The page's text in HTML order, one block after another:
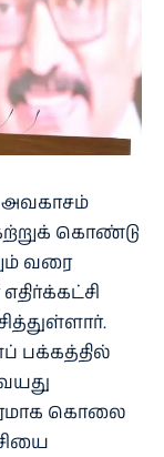
அவகாசம்
கொண்டு
வரை
பக்கத்தில்
கொலை